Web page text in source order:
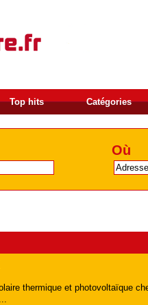
Top hits Catégories
Où
thermique et photovoltaïque